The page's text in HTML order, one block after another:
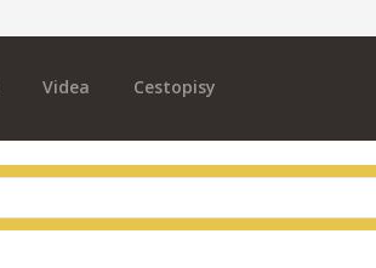
Videa Cestopisy